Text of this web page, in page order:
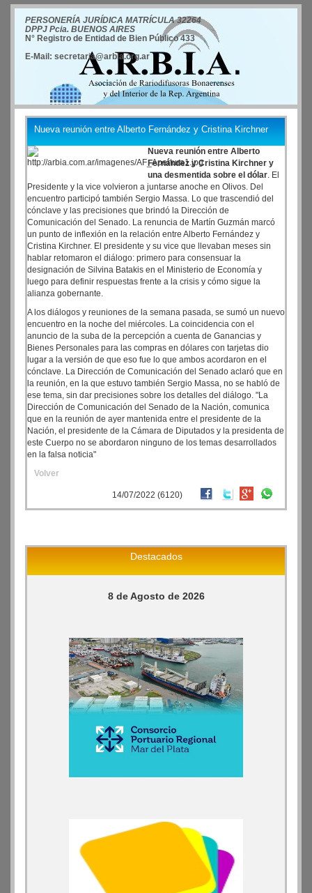
PERSONERÍA JURÍDICA MATRÍCULA 32264
DPPJ Pcia. BUENOS AIRES
N° Registro de Entidad de Bien Público 433
E-Mail: secretaria@arbia.org.ar
Nueva reunión entre Alberto Fernández y Cristina Kirchner
Nueva reunión entre Alberto
Fernández y Cristina Kirchner y
una desmentida sobre el dólar. El
Presidente y la vice volvieron a juntarse anoche en Olivos. Del
encuentro participó también Sergio Massa. Lo que trascendió del
cónclave y las precisiones que brindó la Dirección de
Comunicación del Senado. La renuncia de Martín Guzmán marcó
un punto de inflexión en la relación entre Alberto Fernández y
Cristina Kirchner. El presidente y su vice que llevaban meses sin
hablar retomaron el diálogo: primero para consensuar la
designación de Silvina Batakis en el Ministerio de Economía y
luego para definir respuestas frente a la crisis y cómo sigue la
alianza gobernante.
A los diálogos y reuniones de la semana pasada, se sumó un nuevo
encuentro en la noche del miércoles. La coincidencia con el
anuncio de la suba de la percepción a cuenta de Ganancias y
Bienes Personales para las compras en dólares con tarjetas dio
lugar a la versión de que eso fue lo que ambos acordaron en el
cónclave. La Dirección de Comunicación del Senado aclaró que en
la reunión, en la que estuvo también Sergio Massa, no se habló de
ese tema, sin dar precisiones sobre los detalles del diálogo. "La
Dirección de Comunicación del Senado de la Nación, comunica
que en la reunión de ayer mantenida entre el presidente de la
Nación, el presidente de la Cámara de Diputados y la presidenta de
este Cuerpo no se abordaron ninguno de los temas desarrollados
en la falsa noticia"
Volver
14/07/2022 (6120)
Destacados
8 de Agosto de 2026